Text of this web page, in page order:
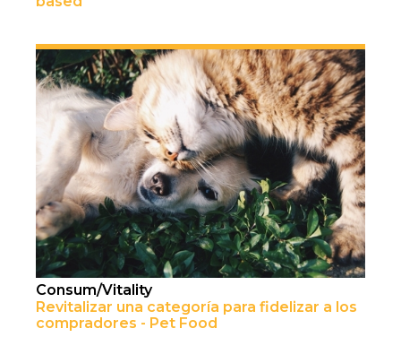
Consum/Vitality
Revitalizar una categoría para fidelizar a los
compradores - Pet Food